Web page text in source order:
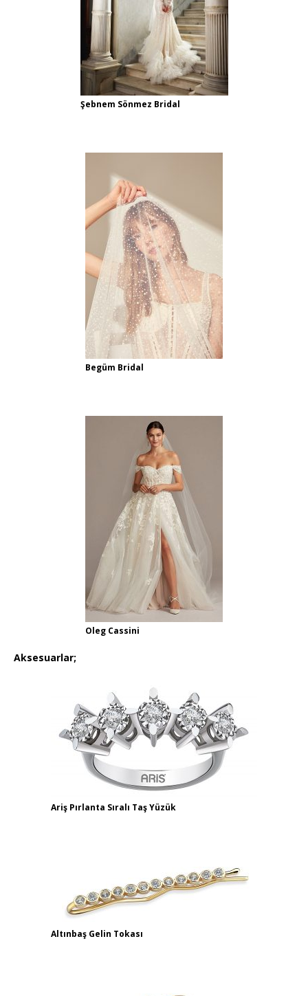
Şebnem Sönmez Bridal
Begüm Bridal
Oleg Cassini
Aksesuarlar;
Ariş Pırlanta Sıralı Taş Yüzük
Altınbaş Gelin Tokası